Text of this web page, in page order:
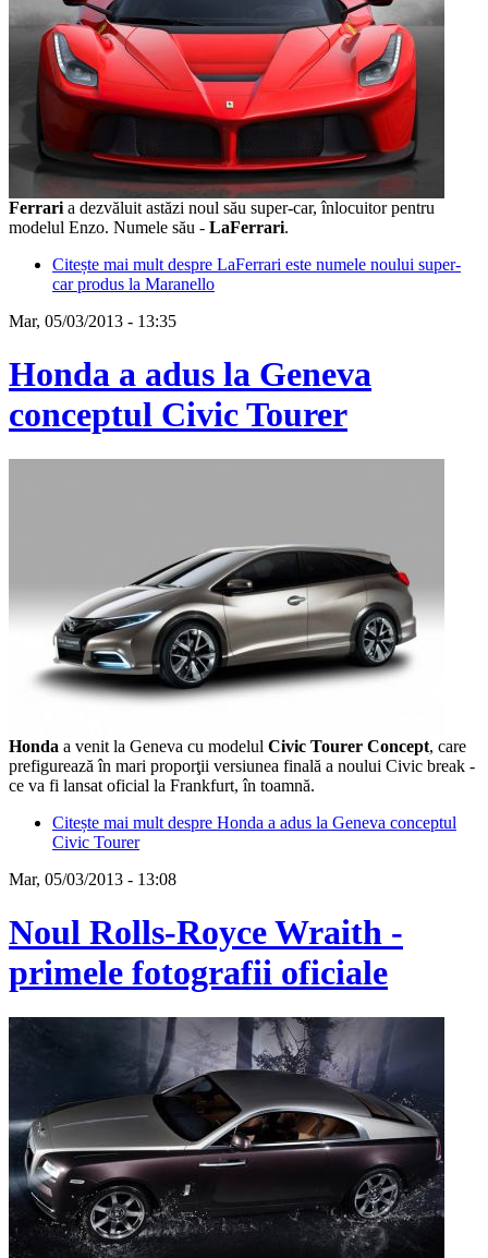
Ferrari a dezvăluit astăzi noul său super-car, înlocuitor pentru
modelul Enzo. Numele său - LaFerrari.
Citește mai mult despre LaFerrari este numele noului super-
car produs la Maranello
Mar, 05/03/2013 - 13:35
Honda a adus la Geneva
conceptul Civic Tourer
Honda a venit la Geneva cu modelul Civic Tourer Concept, care
prefigurează în mari proporţii versiunea finală a noului Civic break -
ce va fi lansat oficial la Frankfurt, în toamnă.
Citește mai mult despre Honda a adus la Geneva conceptul
Civic Tourer
Mar, 05/03/2013 - 13:08
Noul Rolls-Royce Wraith -
primele fotografii oficiale